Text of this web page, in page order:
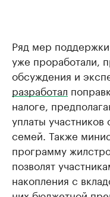
Ряд мер
уже проработали,
обсуждения и
разработал
налоге,
уплаты
семей. Также
программу
позволят
накопления с